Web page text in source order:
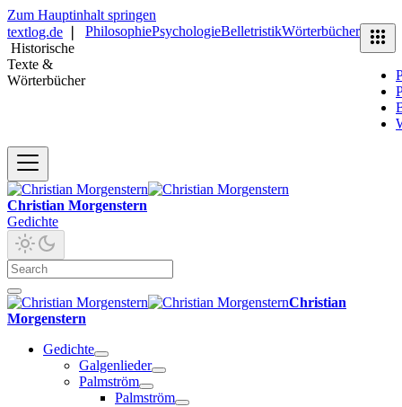
Zum Hauptinhalt springen
textlog.de
Historische
Texte &
Wörterbücher
PhilosophiePsychologieBelletristikWörterbücher
Christian Morgenstern
Gedichte
Christian
Morgenstern
Gedichte
Galgenlieder
Palmström
Palmström